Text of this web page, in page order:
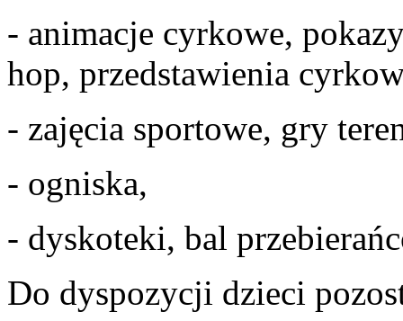
- animacje cyrkowe,
hop, przedstawienia
- zajęcia sportowe, gry
- ogniska,
- dyskoteki, bal
Do dyspozycji dzieci